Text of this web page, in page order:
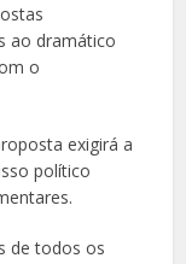
ao dramático
o
exigirá a
político
de todos os